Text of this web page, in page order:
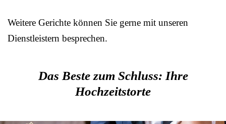
Weitere Gerichte können Sie gerne mit unseren
Dienstleistern besprechen.
Das Beste zum Schluss: Ihre
Hochzeitstorte